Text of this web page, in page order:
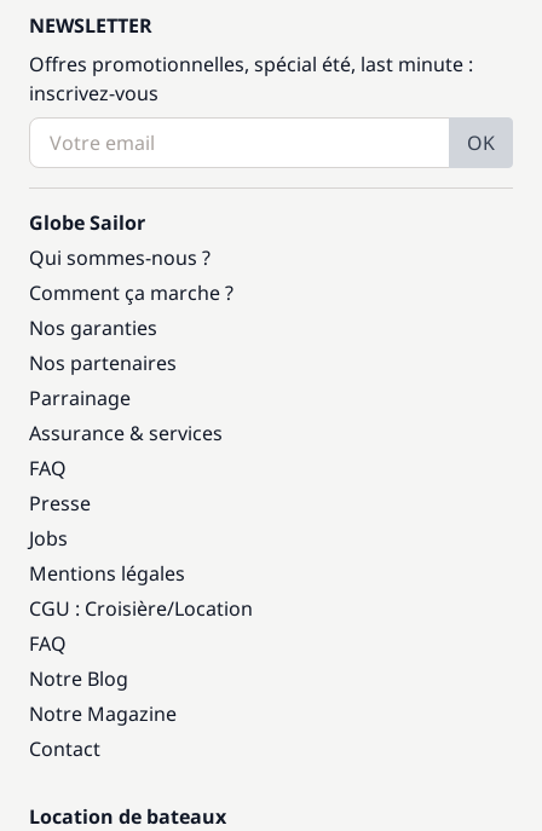
NEWSLETTER
Offres promotionnelles, spécial été, last minute :
inscrivez-vous
OK
Globe Sailor
Qui sommes-nous ?
Comment ça marche ?
Nos garanties
Nos partenaires
Parrainage
Assurance & services
FAQ
Presse
Jobs
Mentions légales
CGU : Croisière/Location
FAQ
Notre Blog
Notre Magazine
Contact
Location de bateaux